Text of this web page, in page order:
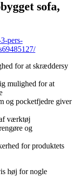
sofa,
pers-
for at skræddersy
mulighed for at
og pocketfjedre giver
værktøj
og
for produktets
høj for nogle